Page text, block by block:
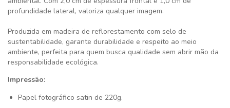
profundidade lateral, valoriza qualquer imagem.
Produzida em madeira de reflorestamento com selo de
sustentabilidade, garante durabilidade e respeito ao meio
ambiente, perfeita para quem busca qualidade sem abrir mão da
responsabilidade ecológica.
Impressão:
Papel fotográfico satin de 220g.